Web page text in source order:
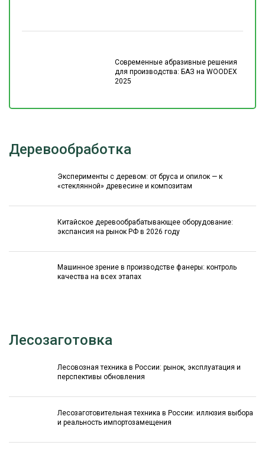
Современные абразивные решения
для производства: БАЗ на WOODEX
2025
Деревообработка
Эксперименты с деревом: от бруса и опилок — к
«стеклянной» древесине и композитам
Китайское деревообрабатывающее оборудование:
экспансия на рынок РФ в 2026 году
Машинное зрение в производстве фанеры: контроль
качества на всех этапах
Лесозаготовка
Лесовозная техника в России: рынок, эксплуатация и
перспективы обновления
Лесозаготовительная техника в России: иллюзия выбора
и реальность импортозамещения